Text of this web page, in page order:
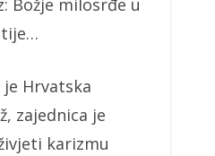
Božje milosrđe u
Hrvatska
zajednica je
karizmu